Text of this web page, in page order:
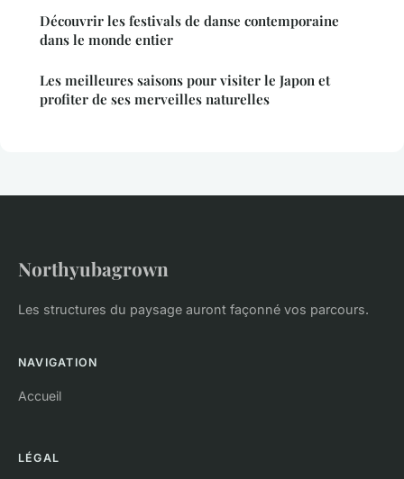
Découvrir les festivals de danse contemporaine
dans le monde entier
Les meilleures saisons pour visiter le Japon et
profiter de ses merveilles naturelles
Northyubagrown
Les structures du paysage auront façonné vos parcours.
NAVIGATION
Accueil
LÉGAL